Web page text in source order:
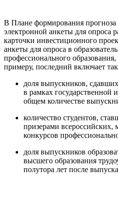
В Плане формирования прогноза
электронной анкеты для опроса
карточки инвестиционного
анкеты для опроса в
профессионального
примеру, последний включает
доля выпускников,
в рамках государственной
общем количестве
количество студентов,
призерами
конкурсов
доля выпускников
высшего образования
полутора лет после